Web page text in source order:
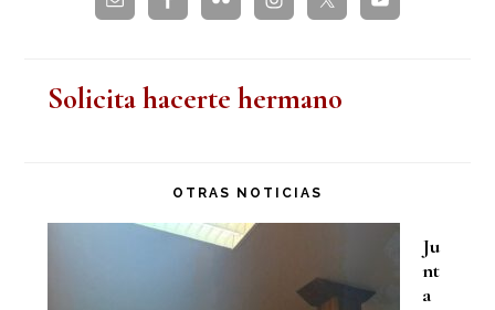
Solicita hacerte hermano
OTRAS NOTICIAS
Ju
nt
a